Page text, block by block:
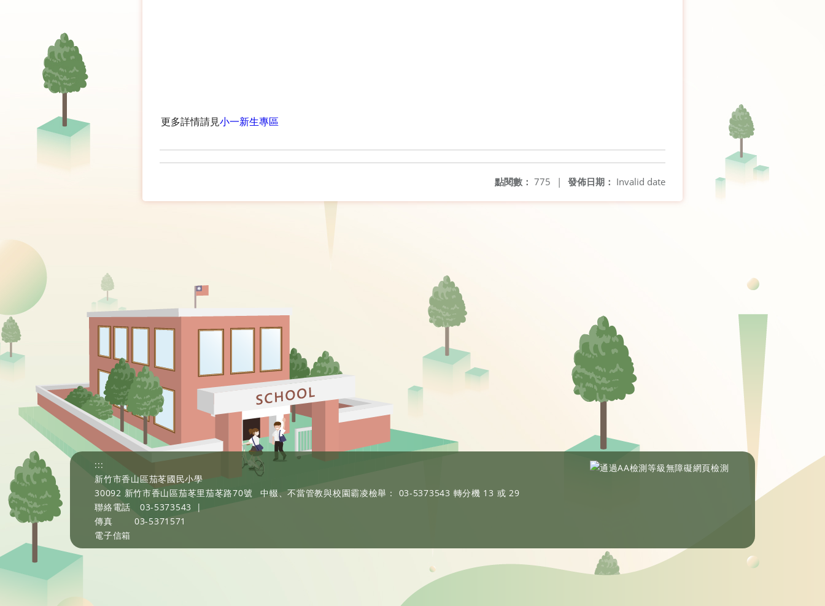
更多詳情請見小一新生專區
發佈日期： Invalid date
點閱數： 775 |
:::
新竹市香山區茄苳國民小學
30092 新竹市香山區茄苳里茄苳路70號
中輟、不當管教與校園霸凌檢舉： 03-5373543 轉分機 13 或 29
聯絡電話
03-5373543
|
傳真
03-5371571
電子信箱